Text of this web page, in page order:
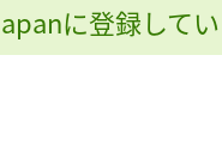
に登録して